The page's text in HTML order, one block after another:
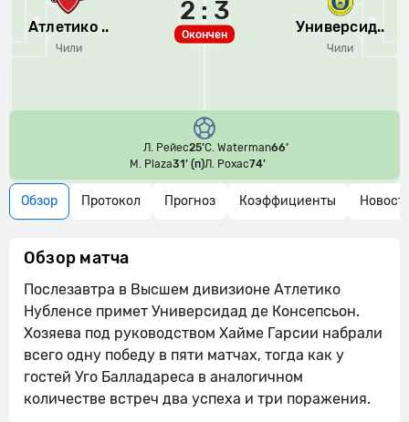
Атлетико ..
Чили
Окончен
2 : 3
Универсид..
Чили
Л. Рейес25’
M. Plaza31’ (п)
C. Waterman66’
Л. Рохас74’
Обзор Протокол Прогноз Коэффициенты
Обзор матча
Послезавтра в Высшем дивизионе Атлетико
Нубленсе примет Универсидад де Консепсьон.
Хозяева под руководством Хайме Гарсии набрали
всего одну победу в пяти матчах, тогда как у
гостей Уго Балладареса в аналогичном
количестве встреч два успеха и три поражения.